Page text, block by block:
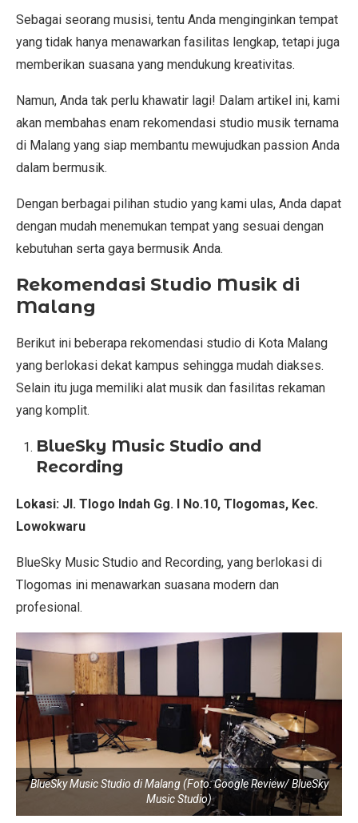
Sebagai seorang musisi, tentu Anda menginginkan tempat
yang tidak hanya menawarkan fasilitas lengkap, tetapi juga
memberikan suasana yang mendukung kreativitas.
Namun, Anda tak perlu khawatir lagi! Dalam artikel ini, kami
akan membahas enam rekomendasi studio musik ternama
di Malang yang siap membantu mewujudkan passion Anda
dalam bermusik.
Dengan berbagai pilihan studio yang kami ulas, Anda dapat
dengan mudah menemukan tempat yang sesuai dengan
kebutuhan serta gaya bermusik Anda.
Rekomendasi Studio Musik di
Malang
Berikut ini beberapa rekomendasi studio di Kota Malang
yang berlokasi dekat kampus sehingga mudah diakses.
Selain itu juga memiliki alat musik dan fasilitas rekaman
yang komplit.
BlueSky Music Studio and
Recording
Lokasi: Jl. Tlogo Indah Gg. I No.10, Tlogomas, Kec.
Lowokwaru
BlueSky Music Studio and Recording, yang berlokasi di
Tlogomas ini menawarkan suasana modern dan
profesional.
BlueSky Music Studio di Malang (Foto: Google Review/ BlueSky
Music Studio)